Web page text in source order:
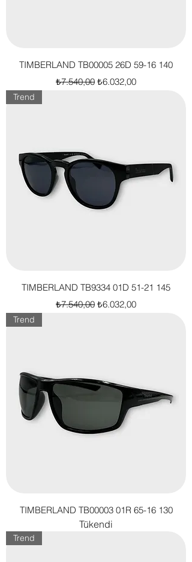
TIMBERLAND TB00005 26D 59-16 140
Normal Fiyat
₺7.540,00 İndirimli Fiyat
₺6.032,00
Trend
TIMBERLAND TB9334 01D 51-21 145
Normal Fiyat
₺7.540,00 İndirimli Fiyat
₺6.032,00
Trend
TIMBERLAND TB00003 01R 65-16 130
Tükendi
Trend